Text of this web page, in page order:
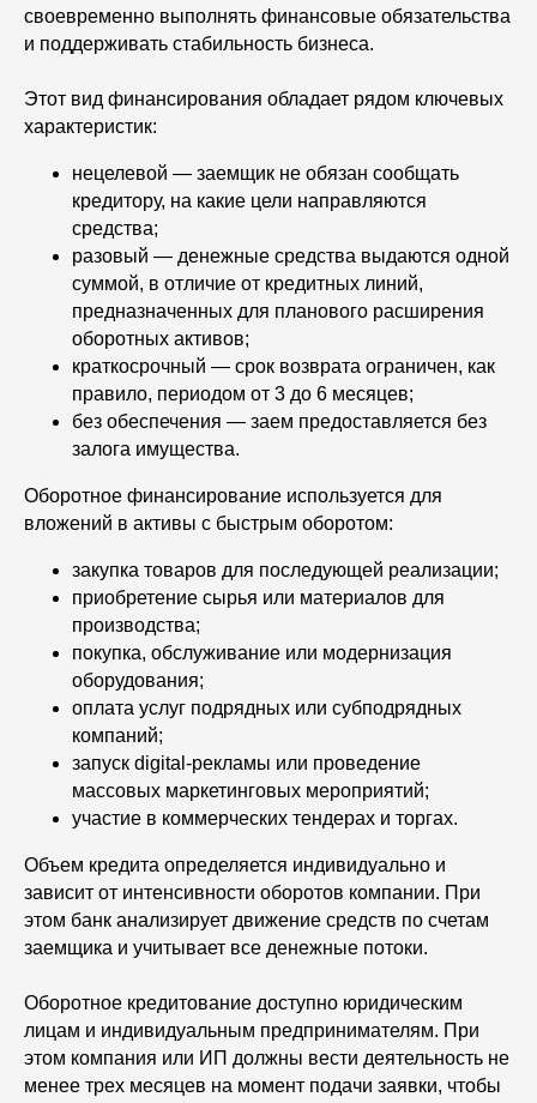
своевременно выполнять финансовые обязательства
и поддерживать стабильность бизнеса.
Этот вид финансирования обладает рядом ключевых
характеристик:
нецелевой — заемщик не обязан сообщать
кредитору, на какие цели направляются
средства;
разовый — денежные средства выдаются одной
суммой, в отличие от кредитных линий,
предназначенных для планового расширения
оборотных активов;
краткосрочный — срок возврата ограничен, как
правило, периодом от 3 до 6 месяцев;
без обеспечения — заем предоставляется без
залога имущества.
Оборотное финансирование используется для
вложений в активы с быстрым оборотом:
закупка товаров для последующей реализации;
приобретение сырья или материалов для
производства;
покупка, обслуживание или модернизация
оборудования;
оплата услуг подрядных или субподрядных
компаний;
запуск digital-рекламы или проведение
массовых маркетинговых мероприятий;
участие в коммерческих тендерах и торгах.
Объем кредита определяется индивидуально и
зависит от интенсивности оборотов компании. При
этом банк анализирует движение средств по счетам
заемщика и учитывает все денежные потоки.
Оборотное кредитование доступно юридическим
лицам и индивидуальным предпринимателям. При
этом компания или ИП должны вести деятельность не
менее трех месяцев на момент подачи заявки, чтобы
Telegram
Адрес офисов:
Москва, Дубининская улица, 71с6
Понедельник - воскресенье
с 10.00 - до 19.00
Бесплатная консультация
Партнеры
Создать автопарк
Онлайн оформление
Калькулятор
Контакты
+7 (916) 222-06-17